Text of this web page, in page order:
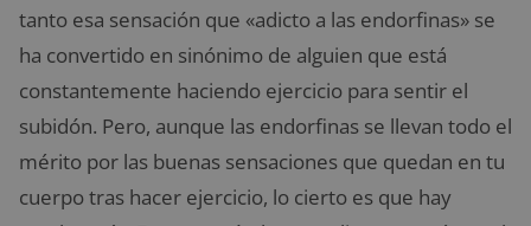
tanto esa sensación que «adicto a las endorfinas» se
ha convertido en sinónimo de alguien que está
constantemente haciendo ejercicio para sentir el
subidón. Pero, aunque las endorfinas se llevan todo el
mérito por las buenas sensaciones que quedan en tu
cuerpo tras hacer ejercicio, lo cierto es que hay